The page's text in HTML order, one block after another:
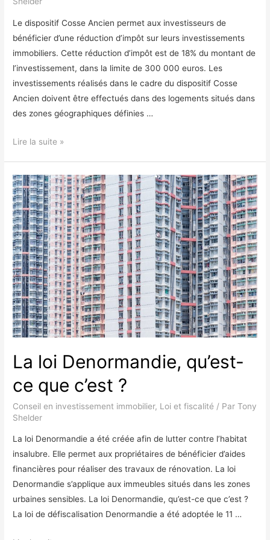
Le dispositif Cosse Ancien permet aux investisseurs de
bénéficier d’une réduction d’impôt sur leurs investissements
immobiliers. Cette réduction d’impôt est de 18% du montant de
l’investissement, dans la limite de 300 000 euros. Les
investissements réalisés dans le cadre du dispositif Cosse
Ancien doivent être effectués dans des logements situés dans
des zones géographiques définies …
Pourquoi
le
dispositif
Cosse
Ancien
?
Lire la suite »
La loi Denormandie, qu’est-
ce que c’est ?
Conseil en investissement immobilier, Loi et fiscalité / ParTony
Shelder
La loi Denormandie a été créée afin de lutter contre l’habitat
insalubre. Elle permet aux propriétaires de bénéficier d’aides
financières pour réaliser des travaux de rénovation. La loi
Denormandie s’applique aux immeubles situés dans les zones
urbaines sensibles. La loi Denormandie, qu’est-ce que c’est ?
La loi de défiscalisation Denormandie a été adoptée le 11 …